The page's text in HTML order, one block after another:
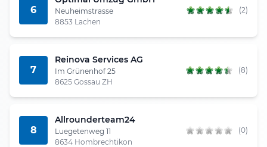
6
Neuheimstrasse
8853 Lachen
(2)
7
Reinova Services AG
Im Grünenhof 25
8625 Gossau ZH
(8)
8
Allrounderteam24
Luegetenweg 11
8634 Hombrechtikon
(0)